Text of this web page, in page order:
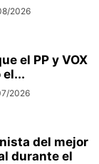
2026
el PP y VOX
2026
del mejor
durante el